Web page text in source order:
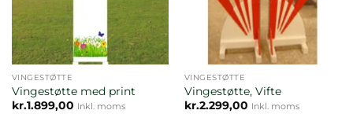
VINGESTØTTE
Vingestøtte med print
kr.1.899,00 Inkl. moms
VINGESTØTTE
Vingestøtte, Vifte
kr.2.299,00 Inkl. moms